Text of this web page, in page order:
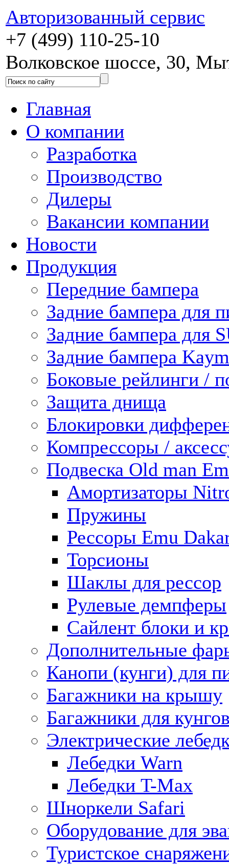
Авторизованный сервис
+7 (499) 110-25-10
Волковское шоссе, 30,
Главная
О компании
Разработка
Производство
Дилеры
Вакансии компании
Новости
Продукция
Передние бампера
Задние бампера для
Задние бампера для
Задние бампера
Боковые рейлинги /
Защита днища
Блокировки
Компрессоры /
Подвеска Old man
Амортизаторы
Пружины
Рессоры Emu
Торсионы
Шаклы для рессор
Рулевые демпферы
Сайлент блоки и
Дополнительные
Канопи (кунги) для
Багажники на крышу
Багажники для
Электрические
Лебедки Warn
Лебедки T-Max
Шноркели Safari
Оборудование для
Туристское